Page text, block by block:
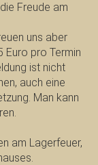
Freude am
uns aber
Euro pro Termin
ist nicht
auch eine
Man kann
am Lagerfeuer,